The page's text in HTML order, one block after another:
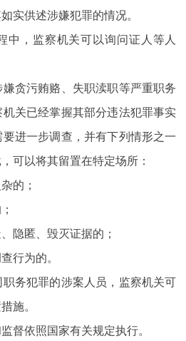
实供述涉嫌犯罪的情况。
，监察机关可以询问证人等人
贪污贿赂、失职渎职等严重职务
关已经掌握其部分违法犯罪事实
进一步调查，并有下列情形之一
可以将其留置在特定场所：
的；
隐匿、毁灭证据的；
行为的。
务犯罪的涉案人员，监察机关可
施。
督依照国家有关规定执行。